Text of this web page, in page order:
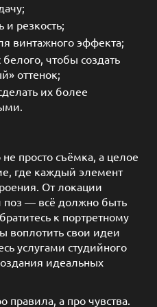
и резкость;
винтажного эффекта;
чтобы создать
оттенок;
их более
просто съёмка, а целое
где каждый элемент
От локации
— всё должно быть
к портретному
воплотить свои идеи
услугами студийного
идеальных
правила, а про чувства.